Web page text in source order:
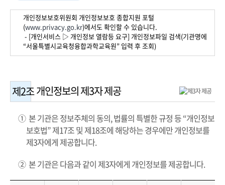
개인정보보호위원회 개인정보보호 종합지원 포털
(www.privacy.go.kr)에서도 확인할 수 있습니다.
- [개인서비스 ▷ 개인정보 열람등 요구] 개인정보파일 검색(기관명에
“서울특별시교육청융합과학교육원” 입력 후 조회)
제2조개인정보의 제3자 제공
① 본 기관은 정보주체의 동의, 법률의 특별한 규정 등 “개인정보
보호법” 제17조 및 제18조에 해당하는 경우에만 개인정보를
제3자에게 제공합니다.
② 본 기관은 다음과 같이 제3자에게 개인정보를 제공합니다.